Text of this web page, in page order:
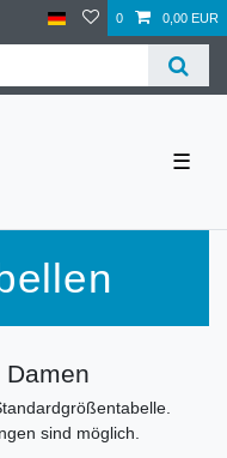
0 0,00 EUR
☰
sind möglich.